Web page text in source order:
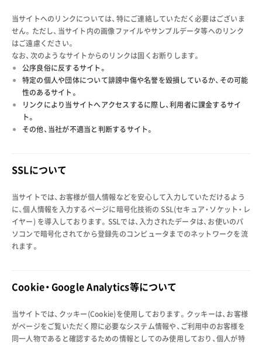
当サイトへのリンクについては、特にご連絡していただく必要はございま
せん。ただし、当サイト内の画像ファイルやサンプルデータ等へのリンク
はご遠慮ください。
なお、次のようなサイトからのリンクは固くお断りします。
公序良俗に反するサイト。
特定の個人や団体について誹謗中傷や名誉を毀損しているか、その可能
性のあるサイト。
リンクにより当サイトへアクセスするに際し、利用者に課金するサイ
ト。
その他、当社が不適当と判断するサイト。
SSLについて
当サイトでは、お客様が個人情報などを安心して入力していただけるよう
に、個人情報を入力するページに暗号化技術の SSL(セキュア・ソケット・レ
イヤー) を導入しております。SSLでは、入力されたデータは、お使いのパ
ソコンで暗号化されてから登録先のコンピュータまでのネットワークを流
れます。
Cookie・Google Analytics等について
当サイトでは、クッキー(Cookie)を使用しております。クッキーは、お客様
がページをご覧いただく際に必要なシステム情報や、ご利用中のお客様を
同一人物であると確認するための情報としてのみ使用しており、個人が特